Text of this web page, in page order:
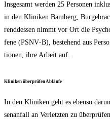
Ins­ge­samt wer­den 25 Per­so­nen
in den Kli­ni­ken Bam­berg,
rend­des­sen nimmt vor Ort die
fe­ne (PSNV‑B), bestehend aus
tio­nen, ihre Arbeit auf.
Kli­ni­ken über­prü­fen Abläufe
In den Kli­ni­ken geht es eben­so
sen­an­fall an Ver­letz­ten zu